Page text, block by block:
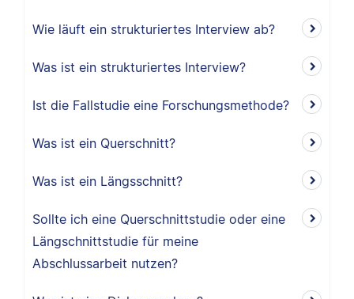
Wie läuft ein strukturiertes Interview ab?
Was ist ein strukturiertes Interview?
Ist die Fallstudie eine Forschungsmethode?
Was ist ein Querschnitt?
Was ist ein Längsschnitt?
Sollte ich eine Querschnittstudie oder eine
Längschnittstudie für meine
Abschlussarbeit nutzen?